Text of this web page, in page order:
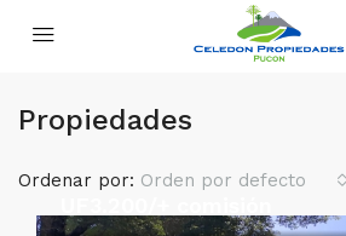
Propiedades
Ordenar por: Orden por defecto